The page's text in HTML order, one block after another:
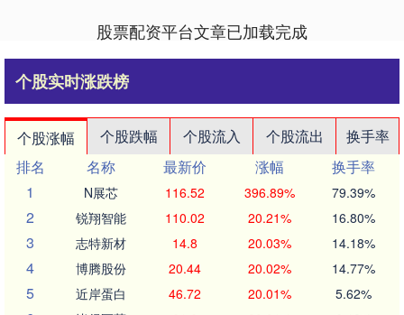
股票配资平台文章已加载完成
个股实时涨跌榜
个股涨幅 个股跌幅 个股流入 个股流出
换手率
排名
名称 最新价 涨幅
换手率
1
N展芯 116.52 396.89% 79.39%
2 锐翔智能 110.02 20.21% 16.80%
3 志特新材 14.8 20.03% 14.18%
4 博腾股份 20.44 20.02% 14.77%
5 近岸蛋白 46.72 20.01% 5.62%